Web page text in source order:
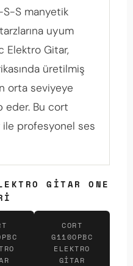
S manyetik
uyum
Elektro Gitar,
üretilmiş
orta seviyeye
eder. Bu cort
ile profesyonel ses
GITAR ONE
CORT
G110OPBC
ELEKTRO
GITAR